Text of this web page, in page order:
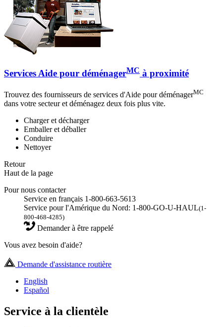
Services Aide pour déménagerMC à proximité
Trouvez des fournisseurs de services d'Aide pour déménagerMC
dans votre secteur et déménagez deux fois plus vite.
Charger et décharger
Emballer et déballer
Conduire
Nettoyer
Retour
Haut de la page
Pour nous contacter
Service en français 1-800-663-5613
Service pour l'Amérique du Nord: 1-800-GO-U-HAUL(1-
800-468-4285)
Demander à être rappelé
Vous avez besoin d'aide?
Demande d'assistance routière
English
Español
Service à la clientèle